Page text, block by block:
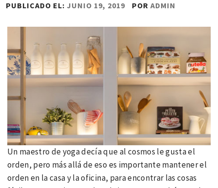
PUBLICADO EL: JUNIO 19, 2019 POR ADMIN
Un maestro de yoga decía que al cosmos le gusta el
orden, pero más allá de eso es importante mantener el
orden en la casa y la oficina, para encontrar las cosas